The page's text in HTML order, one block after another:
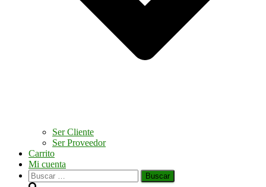
Ser Cliente
Ser Proveedor
Carrito
Mi cuenta
Buscar: